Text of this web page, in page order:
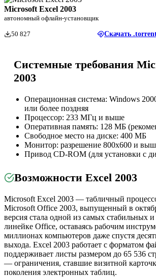
Microsoft Excel 2003
автономный офлайн-установщик
50 827 Скачать
Системные требования
2003
Операционная система: Windows
или более поздняя
Процессор: 233 МГц и выше
Оперативная память: 128 МБ
Свободное место на диске: 400 МБ
Монитор: разрешение 800x600 и
Привод CD-ROM (для установки с
Возможности Excel 2003
Microsoft Excel 2003 — табличный
Microsoft Office 2003, выпущенный в
версия стала одной из самых стабильных
линейке Office, оставаясь рабочим
миллионах компьютеров даже спустя
выхода. Excel 2003 работает с форматом
поддерживает листы размером до 65 536
— ограничения, ставшие визитной
поколения электронных таблиц.